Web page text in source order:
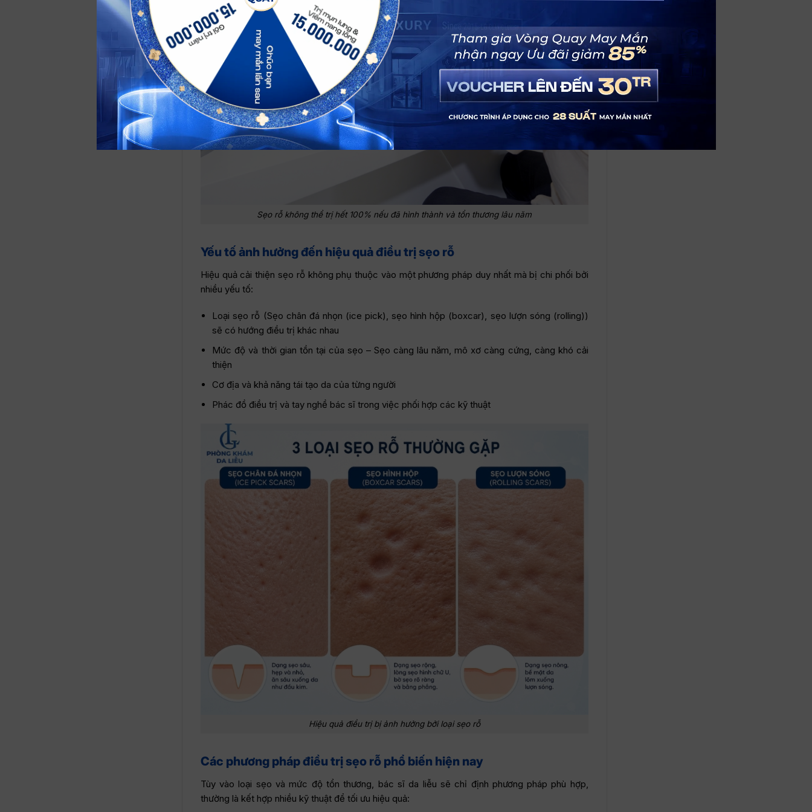
Sẹo rỗ không thể trị hết 100% nếu đã hình thành và tổn thương lâu năm
Yếu tố ảnh hưởng đến hiệu quả điều trị sẹo rỗ
Hiệu quả cải thiện sẹo rỗ không phụ thuộc vào một phương pháp duy nhất mà bị chi phối bởi
nhiều yếu tố:
Loại sẹo rỗ (Sẹo chân đá nhọn (ice pick), sẹo hình hộp (boxcar), sẹo lượn sóng (rolling))
sẽ có hướng điều trị khác nhau
Mức độ và thời gian tồn tại của sẹo – Sẹo càng lâu năm, mô xơ càng cứng, càng khó cải
thiện
Cơ địa và khả năng tái tạo da của từng người
Phác đồ điều trị và tay nghề bác sĩ trong việc phối hợp các kỹ thuật
Hiệu quả điều trị bị ảnh hưởng bởi loại sẹo rỗ
Các phương pháp điều trị sẹo rỗ phổ biến hiện nay
Tùy vào loại sẹo và mức độ tổn thương, bác sĩ da liễu sẽ chỉ định phương pháp phù hợp,
thường là kết hợp nhiều kỹ thuật để tối ưu hiệu quả:
QUAY